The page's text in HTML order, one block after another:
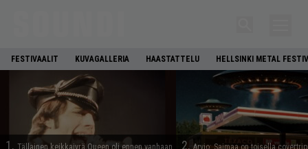
FESTIVAALIT KUVAGALLERIA HAASTATTELU HELLSINKI METAL
1. 2.